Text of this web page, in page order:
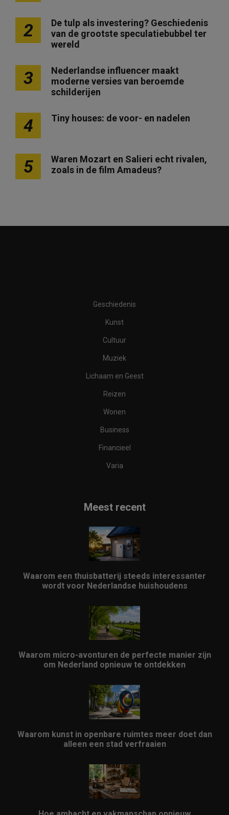
2
De tulp als investering? Geschiedenis
van de grootste speculatiebubbel ter
wereld
3
Nederlandse influencer maakt
moderne versies van beroemde
schilderijen
4 Tiny houses: de voor- en nadelen
5
Waren Mozart en Salieri echt rivalen,
zoals in de film Amadeus?
Geschiedenis
Kunst
Cultuur
Muziek
Lichaam en Geest
Reizen
Wonen
Business
Financieel
Varia
Meest recent
Waarom een thuisbatterij steeds interessanter
wordt voor Nederlandse huishoudens
Waarom micro-avonturen de perfecte manier zijn
om Nederland opnieuw te ontdekken
Waarom kunst in openbare ruimtes meer doet dan
alleen een stad verfraaien